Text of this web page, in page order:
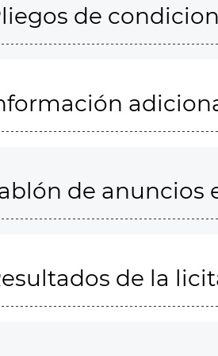
de
de anuncios
de la